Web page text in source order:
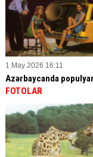
1 May 2026 16:11
Azərbaycanda
FOTOLAR